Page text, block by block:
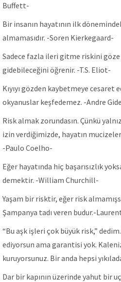
Buffett-
Bir insanın hayatının ilk
almamasıdır. -Soren Kierkegaard-
Sadece fazla ileri gitme riskini
gidebileceğini öğrenir. -T.S. Eliot-
Kıyıyı gözden kaybetmeye cesaret
okyanuslar keşfedemez. -Andre
Risk almak zorundasın. Çünkü
izin verdiğimizde, hayatın
-Paulo Coelho-
Eğer hayatında hiç başarısızlık
demektir. -William Churchill-
Yaşam bir risktir, eğer risk
Şampanya tadı veren budur.-
“Bu aşk işleri çok büyük risk,”
ediyorsun ama garantisi yok.
kuruyorsunuz. Bir anda hepsi
Dar bir kapının üzerinde yahut bir